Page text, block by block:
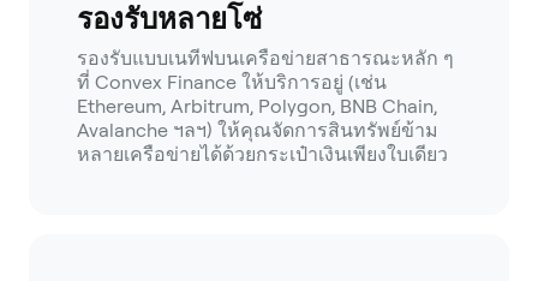
รองรับหลายโซ่
รองรับแบบเนทีฟบนเครือข่ายสาธารณะหลัก ๆ
ที่ Convex Finance ให้บริการอยู่ (เช่น
Ethereum, Arbitrum, Polygon, BNB Chain,
Avalanche ฯลฯ) ให้คุณจัดการสินทรัพย์ข้าม
หลายเครือข่ายได้ด้วยกระเป๋าเงินเพียงใบเดียว